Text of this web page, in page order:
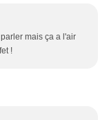
mais ça a l'air
!